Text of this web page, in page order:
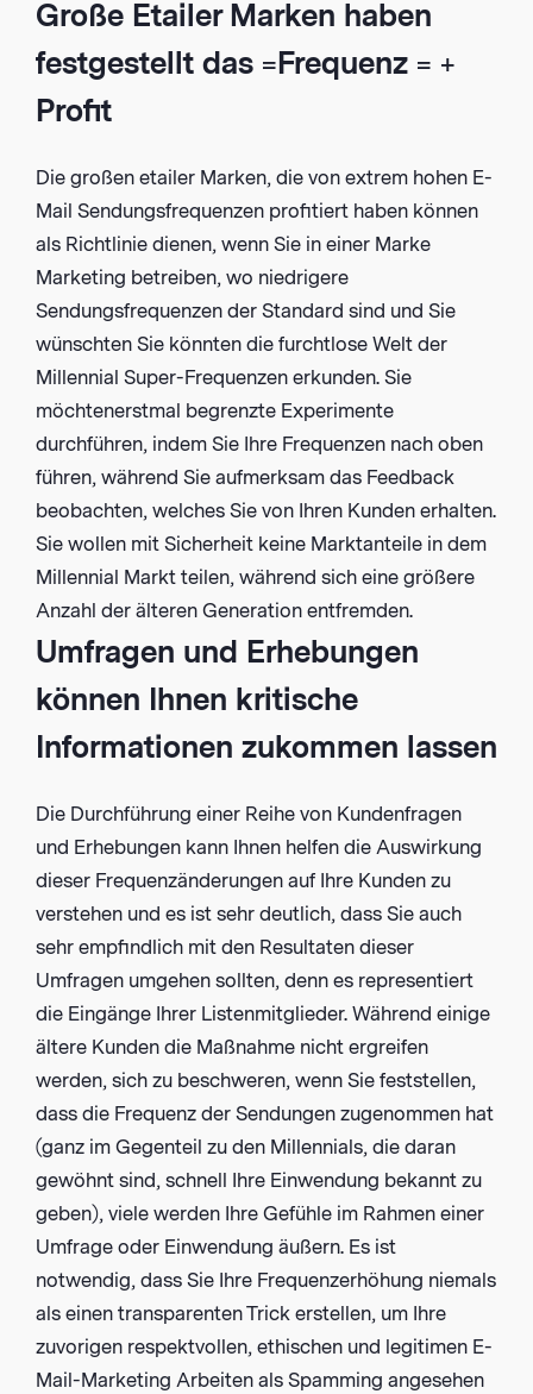
Große Etailer Marken haben
festgestellt das =Frequenz = +
Profit
Die großen etailer Marken, die von extrem hohen E-
Mail Sendungsfrequenzen profitiert haben können
als Richtlinie dienen, wenn Sie in einer Marke
Marketing betreiben, wo niedrigere
Sendungsfrequenzen der Standard sind und Sie
wünschten Sie könnten die furchtlose Welt der
Millennial Super-Frequenzen erkunden. Sie
möchtenerstmal begrenzte Experimente
durchführen, indem Sie Ihre Frequenzen nach oben
führen, während Sie aufmerksam das Feedback
beobachten, welches Sie von Ihren Kunden erhalten.
Sie wollen mit Sicherheit keine Marktanteile in dem
Millennial Markt teilen, während sich eine größere
Anzahl der älteren Generation entfremden.
Umfragen und Erhebungen
können Ihnen kritische
Informationen zukommen lassen
Die Durchführung einer Reihe von Kundenfragen
und Erhebungen kann Ihnen helfen die Auswirkung
dieser Frequenzänderungen auf Ihre Kunden zu
verstehen und es ist sehr deutlich, dass Sie auch
sehr empfindlich mit den Resultaten dieser
Umfragen umgehen sollten, denn es representiert
die Eingänge Ihrer Listenmitglieder. Während einige
ältere Kunden die Maßnahme nicht ergreifen
werden, sich zu beschweren, wenn Sie feststellen,
dass die Frequenz der Sendungen zugenommen hat
(ganz im Gegenteil zu den Millennials, die daran
gewöhnt sind, schnell Ihre Einwendung bekannt zu
geben), viele werden Ihre Gefühle im Rahmen einer
Umfrage oder Einwendung äußern. Es ist
notwendig, dass Sie Ihre Frequenzerhöhung niemals
als einen transparenten Trick erstellen, um Ihre
zuvorigen respektvollen, ethischen und legitimen E-
Mail-Marketing Arbeiten als Spamming angesehen